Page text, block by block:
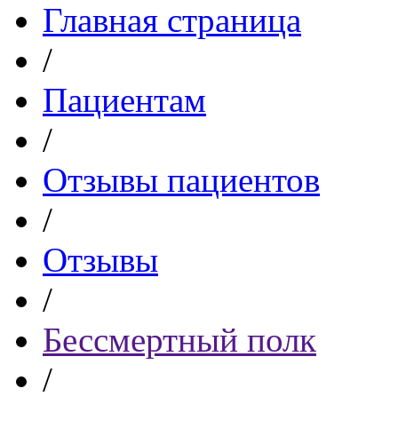
Главная страница
/
Пациентам
/
Отзывы пациентов
/
Отзывы
/
Бессмертный полк
/